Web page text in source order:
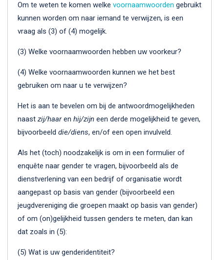
Om te weten te komen welke voornaamwoorden gebruikt
kunnen worden om naar iemand te verwijzen, is een
vraag als (3) of (4) mogelijk.
(3) Welke voornaamwoorden hebben uw voorkeur?
(4) Welke voornaamwoorden kunnen we het best
gebruiken om naar u te verwijzen?
Het is aan te bevelen om bij de antwoordmogelijkheden
naast zij/haaren hij/zijn een derde mogelijkheid te geven,
bijvoorbeeld die/diens, en/of een open invulveld.
Als het (toch) noodzakelijk is om in een formulier of
enquête naar gender te vragen, bijvoorbeeld als de
dienstverlening van een bedrijf of organisatie wordt
aangepast op basis van gender (bijvoorbeeld een
jeugdvereniging die groepen maakt op basis van gender)
of om (on)gelijkheid tussen genders te meten, dan kan
dat zoals in (5):
(5) Wat is uw genderidentiteit?